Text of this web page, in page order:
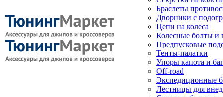
Браслеты
Дворники с
Цепи на колеса
Колесные болты и
Предпусковые
Тенты-палатки
Упоры капота и
Off-road
Экспедиционные
Лестницы для